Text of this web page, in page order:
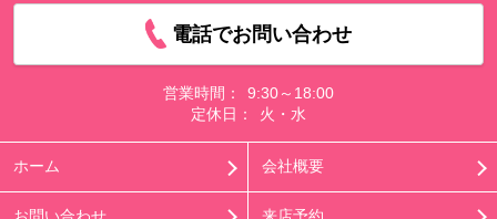
電話でお問い合わせ
営業時間：
9:30～18:00
定休日：
火・水
ホーム 会社概要
お問い合わせ 来店予約